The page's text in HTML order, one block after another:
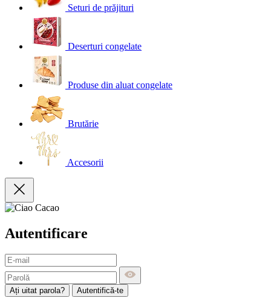
Seturi de prăjituri
Deserturi congelate
Produse din aluat congelate
Brutărie
Accesorii
Autentificare
Ați uitat parola? Autentifică-te